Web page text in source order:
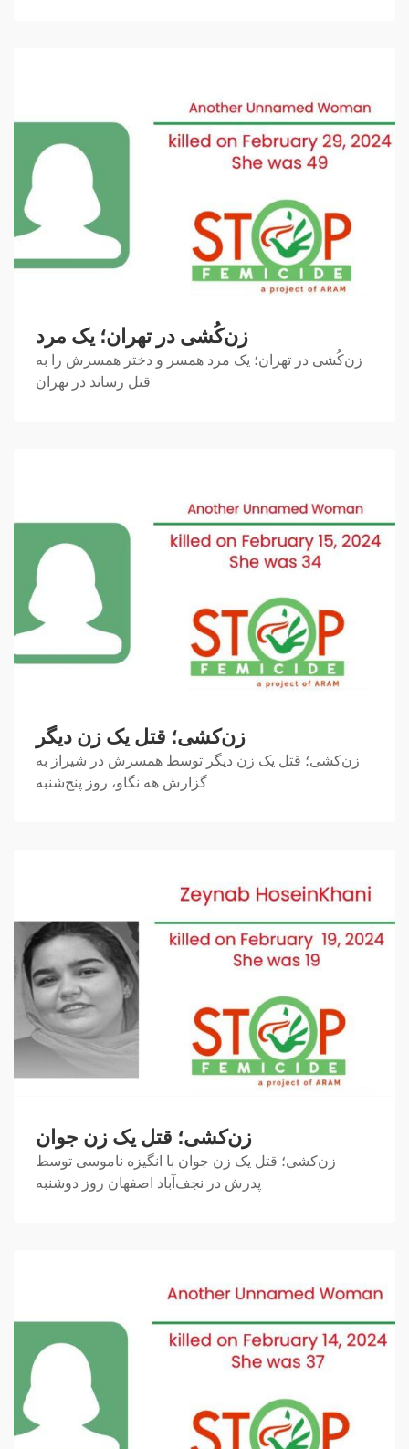
زن‌کُشی در تهران؛ یک مرد
زن‌کُشی در تهران؛ یک مرد همسر و دختر همسرش را به
قتل رساند در تهران
زن‌کشی؛ قتل یک زن دیگر
زن‌کشی؛ قتل یک زن دیگر توسط همسرش در شیراز به
گزارش هه نگاو، روز پنج‌شنبه
زن‌کشی؛ قتل یک زن جوان
زن‌کشی؛ قتل یک زن جوان با انگیزه‌ ناموسی توسط
پدرش در نجف‌آباد اصفهان روز دوشنبه